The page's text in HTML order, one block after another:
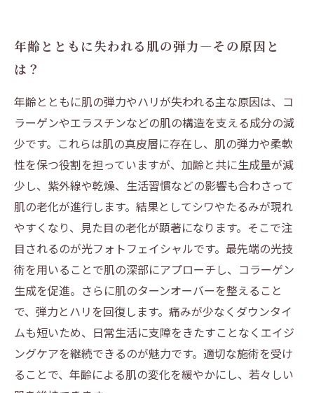
を取り入れる方法
の肌ストーリー
エステ業界注目！光フォトフェイシャルが支持
される理由
理想の肌を叶えるために知っておきたい光フォ
トフェイシャルの効果
年齢とともに失われる肌の弾力―その原因と
は？
年齢とともに肌の弾力やハリが失われる主な原因は、コ
ラーゲンやエラスチンなどの肌の構造を支える成分の減
少です。これらは肌の真皮層に存在し、肌の弾力や柔軟
性を保つ役割を担っていますが、加齢と共に生成量が減
少し、紫外線や乾燥、生活習慣などの影響も合わさって
肌の老化が進行します。結果としてシワやたるみが現れ
やすくなり、見た目の老化が顕著になります。そこで注
目されるのが光フォトフェイシャルです。最先端の光技
術を用いることで肌の深部にアプローチし、コラーゲン
生成を促進。さらに肌のターンオーバーを整えること
で、弾力とハリを回復します。痛みが少なくダウンタイ
ムも短いため、日常生活に支障をきたすことなくエイジ
ングケアを継続できるのが魅力です。適切な施術を受け
ることで、年齢による肌の変化を緩やかにし、若々しい